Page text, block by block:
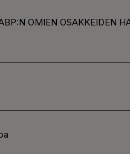
OMIEN OSAKKEIDEN